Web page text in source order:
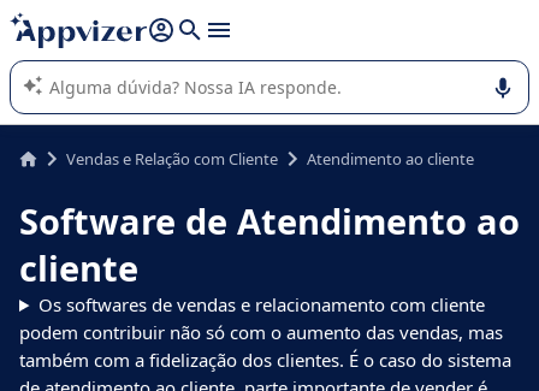
de nossa IA (várias linhas com
A IA do Appvizer o orienta no uso ou na seleção de software
SaaS para sua empresa.
Vendas e Relação com Cliente Atendimento ao cliente
Software de Atendimento ao
cliente
Os softwares de vendas e relacionamento com cliente
podem contribuir não só com o aumento das vendas, mas
também com a fidelização dos clientes. É o caso do sistema